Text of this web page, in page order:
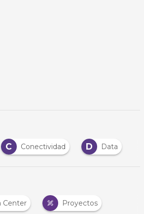
C Conectividad D Data
Center Proyectos